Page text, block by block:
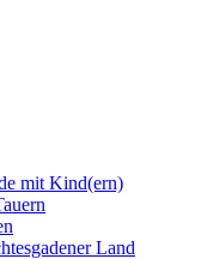
mit Kind(ern)
Land